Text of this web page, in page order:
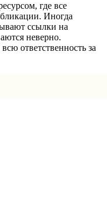
где все
Иногда
ссылки на
неверно.
ответственность за